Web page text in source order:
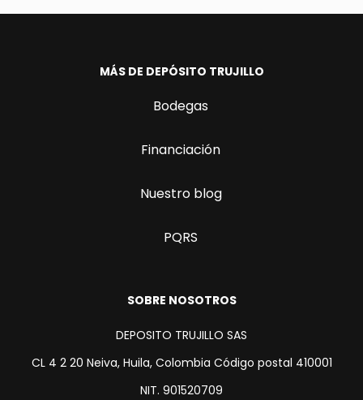
MÁS DE DEPÓSITO TRUJILLO
Bodegas
Financiación
Nuestro blog
PQRS
SOBRE NOSOTROS
DEPOSITO TRUJILLO SAS
CL 4 2 20 Neiva, Huila, Colombia Código postal 410001
NIT. 901520709